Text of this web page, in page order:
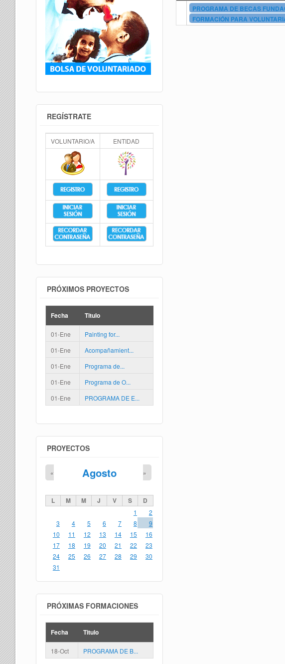
PROGRAMA DE BECAS
FORMACIÓN PARA
REGÍSTRATE
VOLUNTARIO/A ENTIDAD
PRÓXIMOS PROYECTOS
Fecha Titulo
01-Ene
Painting for...
01-Ene
Acompañamient...
01-Ene
Programa de...
01-Ene
Programa de O...
01-Ene
PROGRAMA DE E...
PROYECTOS
Agosto
« »
L M M J V S D
1
2
3
4 5 6 7 8
9
10
11 12 13 14 15
16
17
18 19 20 21 22
23
24
25 26 27 28 29
30
31
PRÓXIMAS FORMACIONES
Fecha Titulo
18-Oct PROGRAMA DE B...